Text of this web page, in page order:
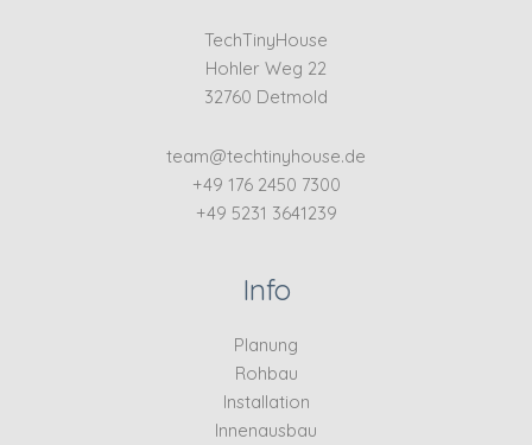
TechTinyHouse
Hohler Weg 22
32760 Detmold
team@techtinyhouse.de
+49 176 2450 7300
+49 5231 3641239
Info
Planung
Rohbau
Installation
Innenausbau